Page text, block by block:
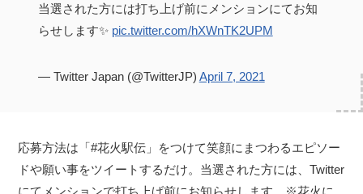
当選された方には打ち上げ前にメンションにてお知
らせします✨ pic.twitter.com/hXWnTK2UPM
— Twitter Japan (@TwitterJP) April 7, 2021
応募方法は「#花火駅伝」をつけて笑顔にまつわるエピソー
ドや願い事をツイートするだけ。当選された方には、Twitter